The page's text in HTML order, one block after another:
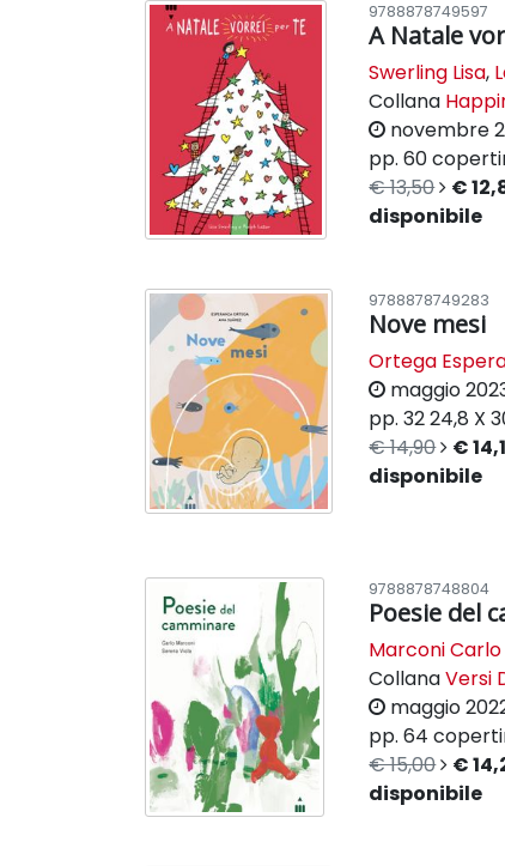
9788878749597
A Natale
Swerling Lisa,
Collana
novembre
pp. 60
€ 13,50
€
disponibile
9788878749283
Nove mesi
Ortega
maggio
pp. 3224,8 X
€ 14,90
€
disponibile
9788878748804
Poesie del
Marconi Carlo
CollanaVersi
maggio
pp. 64
€ 15,00
€
disponibile